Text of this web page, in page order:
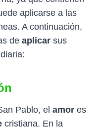
aplicarse a las
A continuación,
de aplicar sus
Pablo, el amor es
cristiana. En la